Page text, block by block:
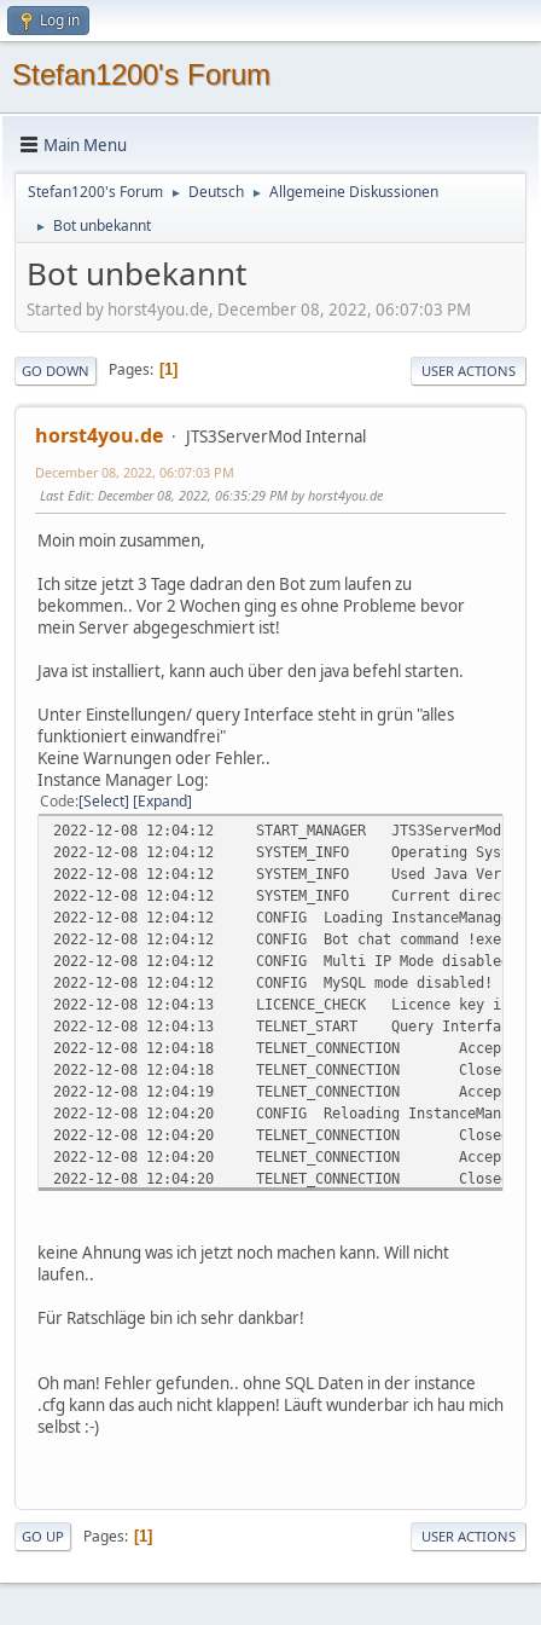
Log in
Stefan1200's Forum
Main Menu
Stefan1200's Forum ► Deutsch ► Allgemeine Diskussionen
► Bot unbekannt
Bot unbekannt
Started by horst4you.de, December 08, 2022, 06:07:03 PM
GO DOWN Pages 1 USER ACTIONS
horst4you.de JTS3ServerMod Internal
December 08, 2022, 06:07:03 PM
Last Edit: December 08, 2022, 06:35:29 PM by horst4you.de
Moin moin zusammen,
Ich sitze jetzt 3 Tage dadran den Bot zum laufen zu
bekommen.. Vor 2 Wochen ging es ohne Probleme bevor
mein Server abgegeschmiert ist!
Java ist installiert, kann auch über den java befehl starten.
Unter Einstellungen/ query Interface steht in grün "alles
funktioniert einwandfrei"
Keine Warnungen oder Fehler..
Instance Manager Log:
Code Select Expand
2022-12-08 12:04:12 START_MANAGER
JTS3ServerMod
2022-12-08 12:04:12
SYSTEM_INFO
Operating
2022-12-08 12:04:12
SYSTEM_INFO
Used Java
2022-12-08 12:04:12
SYSTEM_INFO
Current
2022-12-08 12:04:12
CONFIG
Loading InstanceManager
2022-12-08 12:04:12
CONFIG
Bot chat command !exec
2022-12-08 12:04:12
CONFIG
Multi IP Mode disabled!
2022-12-08 12:04:12
CONFIG
MySQL mode disabled!
2022-12-08 12:04:13
LICENCE_CHECK
Licence key is
2022-12-08 12:04:13
TELNET_START
Query Interface
2022-12-08 12:04:18
TELNET_CONNECTION
2022-12-08 12:04:18
TELNET_CONNECTION
Closed
2022-12-08 12:04:19
TELNET_CONNECTION
2022-12-08 12:04:20
CONFIG
Reloading
2022-12-08 12:04:20
TELNET_CONNECTION
Closed
2022-12-08 12:04:20
TELNET_CONNECTION
2022-12-08 12:04:20
TELNET_CONNECTION
Closed
keine Ahnung was ich jetzt noch machen kann. Will nicht
laufen..
Für Ratschläge bin ich sehr dankbar!
Oh man! Fehler gefunden.. ohne SQL Daten in der instance
.cfg kann das auch nicht klappen! Läuft wunderbar ich hau mich
selbst :-)
GO UP Pages 1 USER ACTIONS